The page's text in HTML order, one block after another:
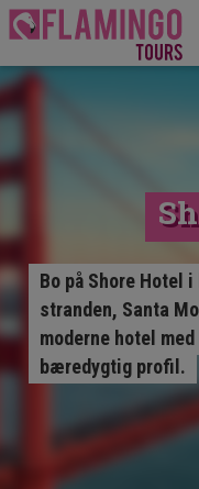
Bo på Shore Hotel
stranden, Santa
moderne hotel
bæredygtig profil.